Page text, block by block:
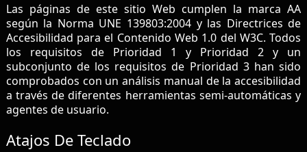
Las páginas de este sitio Web cumplen la marca AA
según la Norma UNE 139803:2004 y las Directrices de
Accesibilidad para el Contenido Web 1.0 del W3C. Todos
los requisitos de Prioridad 1 y Prioridad 2 y un
subconjunto de los requisitos de Prioridad 3 han sido
comprobados con un análisis manual de la accesibilidad
a través de diferentes herramientas semi-automáticas y
agentes de usuario.
Atajos De Teclado